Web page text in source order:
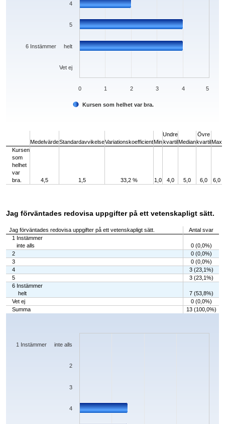
Kursen som helhet var bra.
Vet ej
6 Instämmer helt
5
4
0 1 2 3 4 5
MedelvärdeStandardavvikelseVariationskoefficientMin
Undre
kvartil Median
Övre
kvartil Max
Kursen
som
helhet
var
bra.
4,5 1,5 33,2 % 1,0 4,0 5,0 6,0 6,0
Jag förväntades redovisa uppgifter på ett vetenskapligt sätt.
Jag förväntades redovisa uppgifter på ett vetenskapligt sätt.
Antal svar
1 Instämmer
inte alls
0 (0,0%)
2
0 (0,0%)
3
0 (0,0%)
4
3 (23,1%)
5
3 (23,1%)
6 Instämmer
helt
7 (53,8%)
Vet ej
0 (0,0%)
Summa
13 (100,0%)
Chart
The chart has 1 X axis displaying categories.
4
3
2
1 Instämmer inte alls